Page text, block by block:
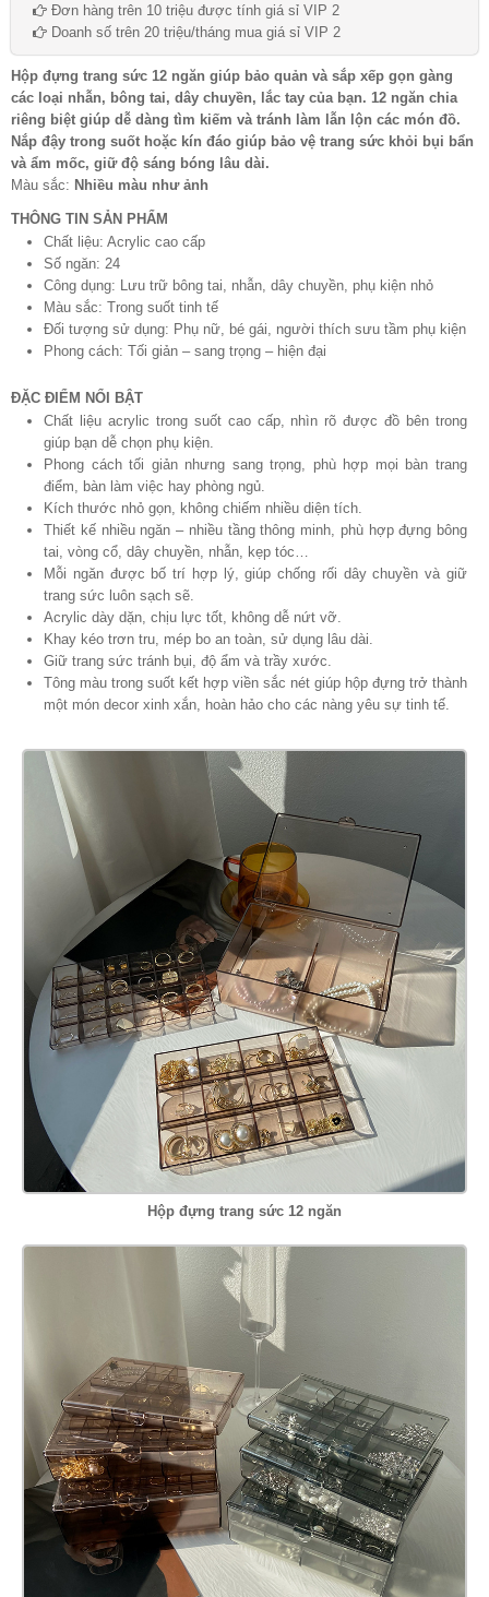
Đơn hàng trên 10 triệu được tính giá sỉ VIP 2
Doanh số trên 20 triệu/tháng mua giá sỉ VIP 2
Hộp đựng trang sức 12 ngăn giúp bảo quản và sắp xếp gọn gàng
các loại nhẫn, bông tai, dây chuyền, lắc tay của bạn. 12 ngăn chia
riêng biệt giúp dễ dàng tìm kiếm và tránh làm lẫn lộn các món đồ.
Nắp đậy trong suốt hoặc kín đáo giúp bảo vệ trang sức khỏi bụi bẩn
và ẩm mốc, giữ độ sáng bóng lâu dài.
Màu sắc: Nhiều màu như ảnh
THÔNG TIN SẢN PHẨM
Chất liệu: Acrylic cao cấp
Số ngăn: 24
Công dụng: Lưu trữ bông tai, nhẫn, dây chuyền, phụ kiện nhỏ
Màu sắc: Trong suốt tinh tế
Đối tượng sử dụng: Phụ nữ, bé gái, người thích sưu tầm phụ kiện
Phong cách: Tối giản – sang trọng – hiện đại
ĐẶC ĐIỂM NỔI BẬT
Chất liệu acrylic trong suốt cao cấp, nhìn rõ được đồ bên trong
giúp bạn dễ chọn phụ kiện.
Phong cách tối giản nhưng sang trọng, phù hợp mọi bàn trang
điểm, bàn làm việc hay phòng ngủ.
Kích thước nhỏ gọn, không chiếm nhiều diện tích.
Thiết kế nhiều ngăn – nhiều tầng thông minh, phù hợp đựng bông
tai, vòng cổ, dây chuyền, nhẫn, kẹp tóc…
Mỗi ngăn được bố trí hợp lý, giúp chống rối dây chuyền và giữ
trang sức luôn sạch sẽ.
Acrylic dày dặn, chịu lực tốt, không dễ nứt vỡ.
Khay kéo trơn tru, mép bo an toàn, sử dụng lâu dài.
Giữ trang sức tránh bụi, độ ẩm và trầy xước.
Tông màu trong suốt kết hợp viền sắc nét giúp hộp đựng trở thành
một món decor xinh xắn, hoàn hảo cho các nàng yêu sự tinh tế.
Hộp đựng trang sức 12 ngăn